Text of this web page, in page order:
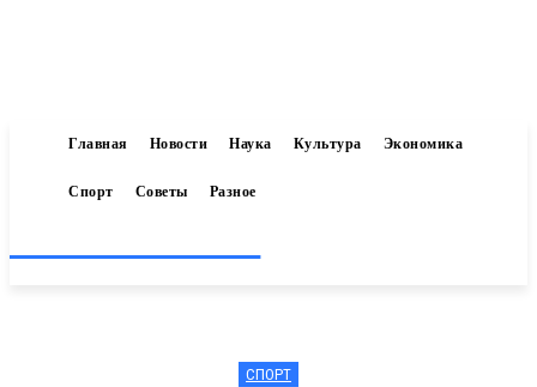
Главная Новости Наука Культура Экономика
Спорт Советы Разное
СПОРТ